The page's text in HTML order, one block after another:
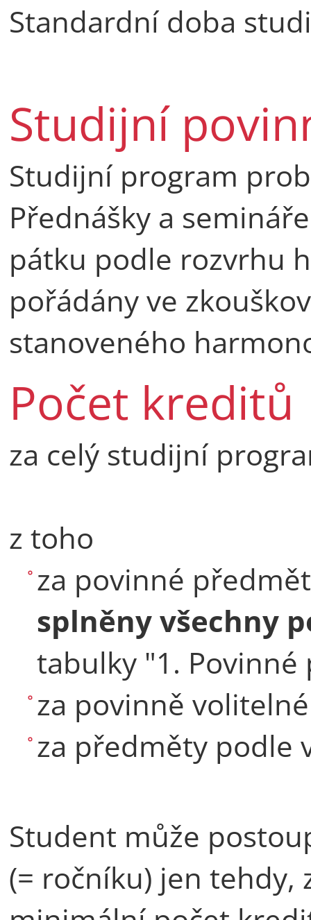
Standardní doba
Studijní
Studijní program
Přednášky a
pátku podle rozvrhu
pořádány ve
stanoveného
Počet kreditů
za celý studijní
z toho
za povinné
splněny všechny
tabulky "1.
za povinně
za předměty podle
Student může
(= ročníku) jen tehdy,